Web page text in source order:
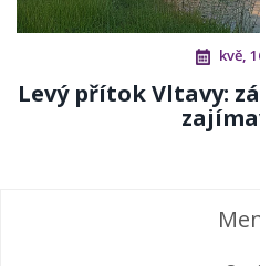
kvě,
Levý přítok Vltavy: